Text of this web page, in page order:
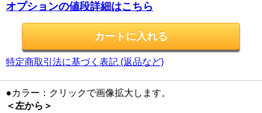
オプションの値段詳細はこちら
特定商取引法に基づく表記 (返品など)
●カラー：クリックで画像拡大します。
＜左から＞